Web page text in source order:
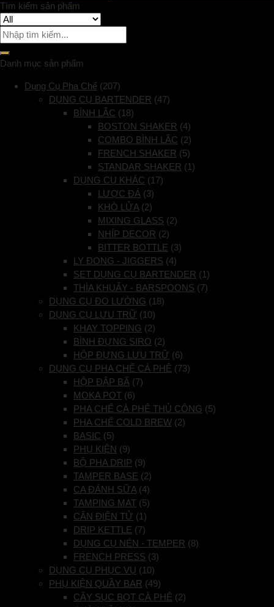
Tìm kiếm sản phẩm
Danh mục sản phẩm
Dụng Cụ Pha Chế (207)
DỤNG CỤ BARTENDER (47)
BÌNH LẮC (18)
BOSTON SHAKER (4)
COMBO BÌNH LẮC (2)
FRENCH SHAKER (5)
STANDAR SHAKER (1)
DỤNG CỤ KHÁC (17)
LƯỢC ĐÁ (3)
KHÒ LỬA (2)
MIXING GLASS (2)
NHÍP DECOR (2)
BITTER BOTTLE (3)
LY ĐONG - JIGGERS (4)
SET DỤNG CỤ BARTENDER (1)
THÌA KHUẤY - BARSPOONS (7)
DỤNG CỤ ĐO LƯỜNG (18)
DỤNG CỤ LƯU TRỮ (10)
KHAY TOPPING (2)
BÌNH ĐỰNG SIRO (2)
HỘP ĐỰNG LƯU TRỮ (6)
DỤNG CỤ PHA CHẾ CÀ PHÊ (73)
HỘP ĐẬP BÃ (7)
MOKA POT (6)
PHA CHẾ CÀ PHÊ THỦ CÔNG (5)
PHA CHẾ COLD BREW (2)
BASIC (5)
PHỤ KIỆN (9)
BỘ PHA DRIP (9)
TAMPER BASE (2)
CA ĐÁNH SỮA (4)
TAMPING MAT (5)
CÂN ĐIỆN TỬ (1)
DRIP KETTLE (7)
DỤNG CỤ NÉN - TEMPER (8)
FRENCH PRESS (3)
DỤNG CỤ PHỤC VỤ (10)
PHỤ KIỆN QUẦY BAR (49)
CÂY SỤC BỌT CÀ PHÊ (2)